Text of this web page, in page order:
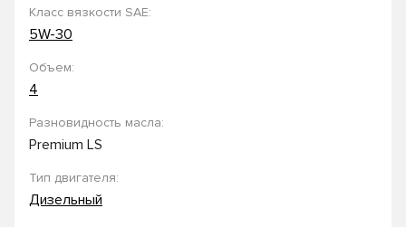
Класс вязкости SAE:
5W-30
Объем:
4
Разновидность масла:
Premium LS
Тип двигателя:
Дизельный